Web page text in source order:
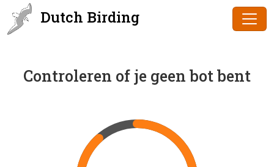
Dutch Birding
Controleren of je geen bot bent